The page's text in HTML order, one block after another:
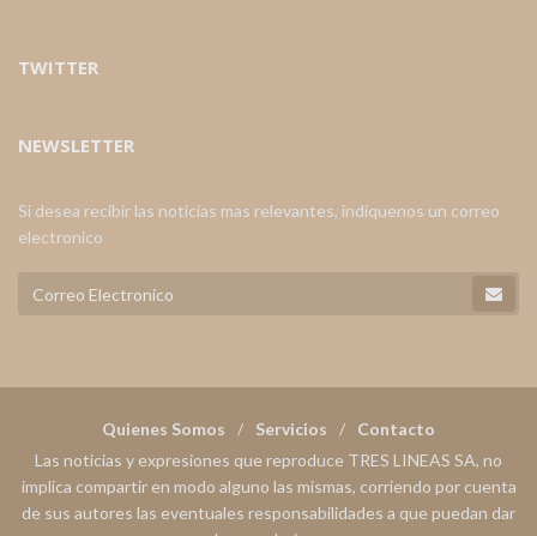
TWITTER
NEWSLETTER
Si desea recibir las noticias mas relevantes, indiquenos un correo
electronico
Quienes Somos Servicios
Contacto
Las noticias y expresiones que reproduce TRES LINEAS SA, no
implica compartir en modo alguno las mismas, corriendo por cuenta
de sus autores las eventuales responsabilidades a que puedan dar